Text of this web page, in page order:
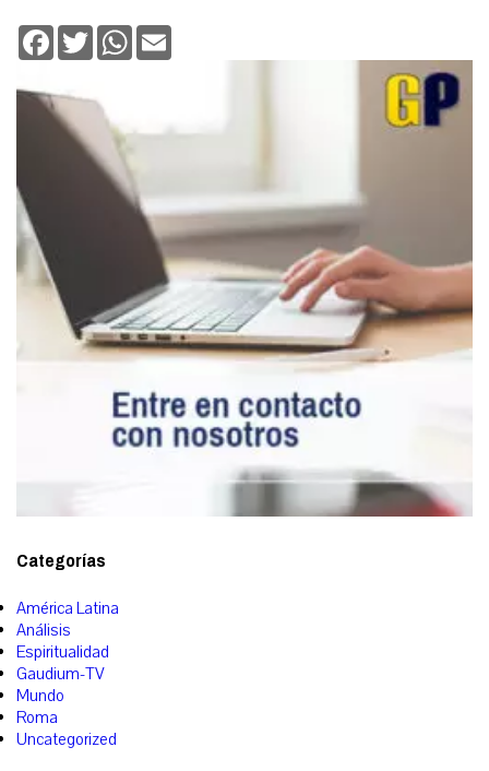
Facebook
TwitterWhatsApp
Categorías
América Latina
Análisis
Espiritualidad
Gaudium-TV
Mundo
Roma
Uncategorized